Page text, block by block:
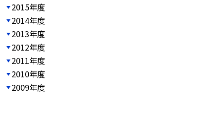
2015年度
2014年度
2013年度
2012年度
2011年度
2010年度
2009年度